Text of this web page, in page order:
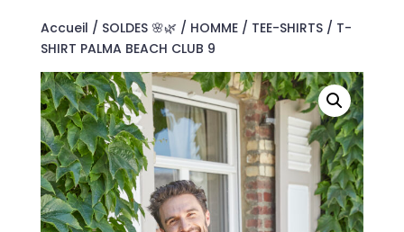
Accueil / SOLDES 🌸🌿 / HOMME/ TEE-SHIRTS/ T-
SHIRT PALMA BEACH CLUB 9